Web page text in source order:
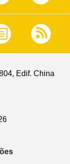
Edif. China